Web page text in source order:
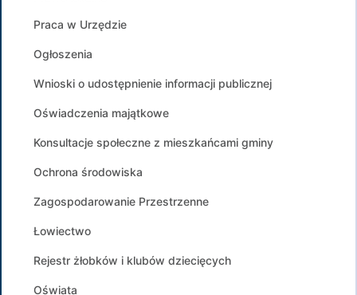
Praca w Urzędzie
Ogłoszenia
Wnioski o udostępnienie informacji publicznej
Oświadczenia majątkowe
Konsultacje społeczne z mieszkańcami gminy
Ochrona środowiska
Zagospodarowanie Przestrzenne
Łowiectwo
Rejestr żłobków i klubów dziecięcych
Oświata